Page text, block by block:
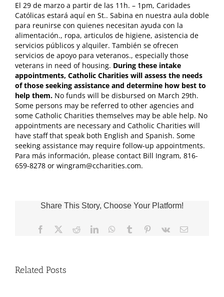
El 29 de marzo a partir de las 11h. – 1pm, Caridades
Católicas estará aquí en St.. Sabina en nuestra aula doble
para reunirse con quienes necesitan ayuda con la
alimentación., ropa, articulos de higiene, asistencia de
servicios públicos y alquiler. También se ofrecen
servicios de apoyo para veteranos., especially those
veterans in need of housing. During these intake
appointments, Catholic Charities will assess the needs
of those seeking assistance and determine how best to
help them. No funds will be disbursed on March 29th.
Some persons may be referred to other agencies and
some Catholic Charities themselves may be able help. No
appointments are necessary and Catholic Charities will
have staff that speak both English and Spanish. Some
seeking assistance may require follow-up appointments.
Para más información, please contact Bill Ingram, 816-
659-8278 or wingram@ccharities.com.
Share This Story, Choose Your Platform!
Facebook RedditLinkedInWhatsApp
Tumblr Pinterest
Vk Email
Related Posts